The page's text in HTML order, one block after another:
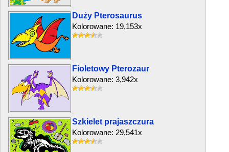
Duży Pterosaurus
Kolorowane: 19,153x
Fioletowy Pterozaur
Kolorowane: 3,942x
Szkielet prajaszczura
Kolorowane: 29,541x